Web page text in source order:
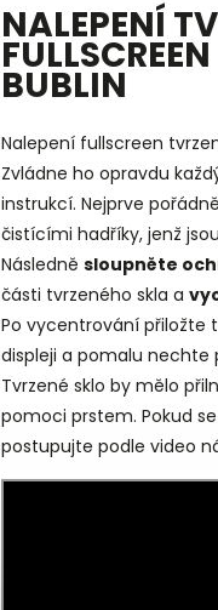
NALEPENÍ
BUBLIN
Nalepení fullscreen
Zvládne ho opravdu
instrukcí. Nejprve pořádně
čistícími hadříky, jenž
Následně sloupněte
části tvrzeného skla a
Po vycentrování přiložte
displeji a pomalu nechte
Tvrzené sklo by mělo
pomoci prstem. Pokud
postupujte podle video